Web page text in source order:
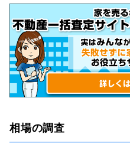
相場の調査